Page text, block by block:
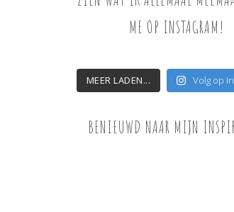
ME OP INSTAGRAM!
MEER LADEN... Volg op
BENIEUWD NAAR MIJN